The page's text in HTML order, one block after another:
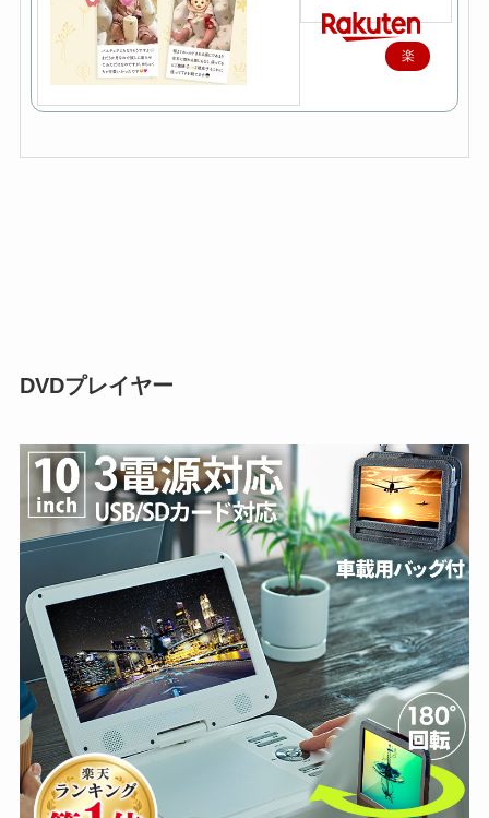
楽
で
DVDプレイヤー